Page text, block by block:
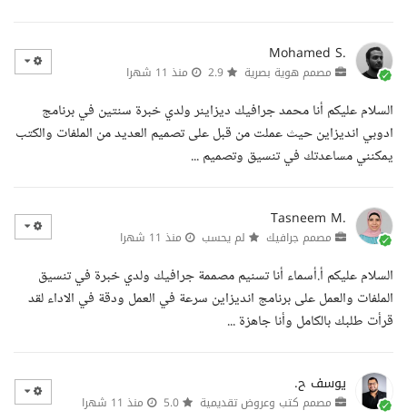
Mohamed S.
مصمم هوية بصرية منذ 11 شهرا
السلام عليكم أنا محمد جرافيك ديزاينر ولدي خبرة سنتين في برنامج
ادوبي انديزاين حيث عملت من قبل على تصميم العديد من الملفات والكتب
يمكنني مساعدتك في تنسيق وتصميم ...
Tasneem M.
مصمم جرافيك لم يحسب منذ 11 شهرا
السلام عليكم أ.أسماء أنا تسنيم مصممة جرافيك ولدي خبرة في تنسيق
الملفات والعمل على برنامج انديزاين سرعة في العمل ودقة في الاداء لقد
قرأت طلبك بالكامل وأنا جاهزة ...
يوسف ح.
مصمم كتب وعروض تقديمية منذ 11 شهرا